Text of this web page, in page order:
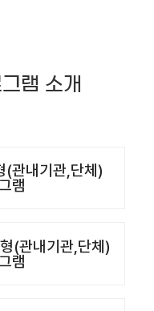
램 소개
(관내기관,단체)
램
(관내기관,단체)
램